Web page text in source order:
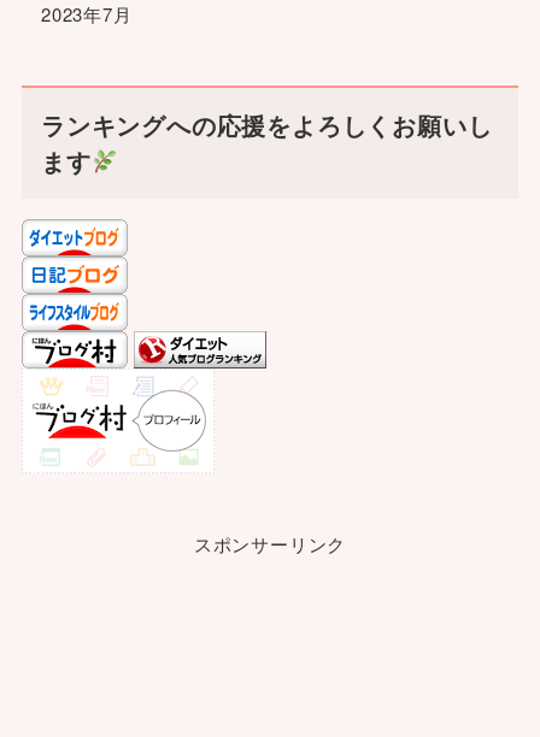
2023年7月
ランキングへの応援をよろしくお願いし
ます
スポンサーリンク